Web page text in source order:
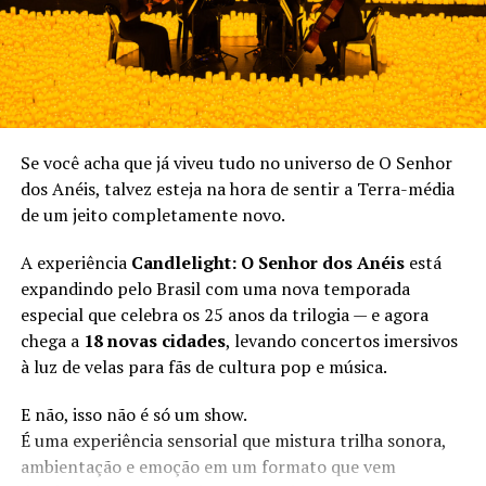
para ocupar o centro da indústria do entretenimento.
Filmes de super-heróis dominaram as bilheterias, animes
se tornaram fenômenos globais, os games
ultrapassaram cinema e música em faturamento, e
referências nerds passaram a fazer parte do cotidiano
de milhões de pessoas.
Naturalmente, esse movimento também começou a
impactar outras formas de arte. O teatro, que
historicamente dialogava mais com públicos
tradicionais, passou a buscar novas linguagens capazes
de conversar com gerações criadas em meio a consoles,
streaming, fóruns online e fandoms hiperconectados.
É exatamente nesse contexto que “Guerra Geek: O
Estranho Vizinho do Andar de Baixo” surge como uma
proposta curiosa dentro da cena teatral paulista. A peça
transforma o palco em um espaço completamente
Se você acha que já viveu tudo no universo de O Senhor
dos Anéis, talvez esteja na hora de sentir a Terra-média
de um jeito completamente novo.
A experiência Candlelight: O Senhor dos Anéisestá
expandindo pelo Brasil com uma nova temporada
especial que celebra os 25 anos da trilogia — e agora
chega a 18 novas cidades, levando concertos imersivos
à luz de velas para fãs de cultura pop e música.
E não, isso não é só um show.
É uma experiência sensorial que mistura trilha sonora,
ambientação e emoção em um formato que vem